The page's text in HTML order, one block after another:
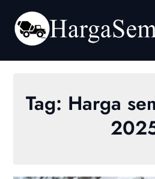
content
Tag: Harga